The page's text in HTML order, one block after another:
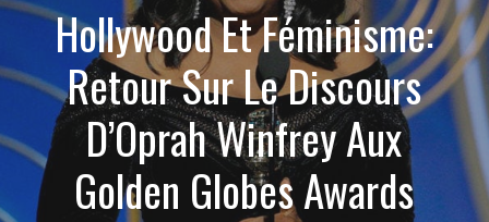
Hollywood Et Féminisme:
Retour Sur Le Discours
D’Oprah Winfrey Aux
Golden Globes Awards